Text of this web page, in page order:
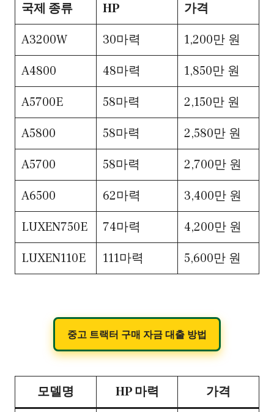
국제 종류 HP
가격
A3200W
30마력
1,200만 원
A4800
48마력
1,850만 원
A5700E
58마력
2,150만 원
A5800
58마력
2,580만 원
A5700
58마력
2,700만 원
A6500
62마력
3,400만 원
LUXEN750E
74마력
4,200만 원
LUXEN110E
111마력 5,600만 원
중고 트랙터 구매 자금 대출 방법
모델명 HP 마력 가격